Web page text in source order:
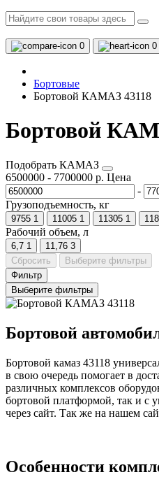
0 0
Бортовые
Бортовой КАМАЗ 43118
Бортовой
Подобрать КАМАЗ
6500000 - 7700000 р. Цена
-
Грузоподъемность, кг
9755 1 11005 1 11305 1
Рабочий объем, л
6,7 1 11,76 3
Сбросить
Выберите фильтры
Фильтр
Выберите фильтры
Бортовой
Бортовой камаз 43118
в свою очередь помогает в
различных комплексов
бортовой платформой, так и с
через сайт. Так же на нашем
Особенности